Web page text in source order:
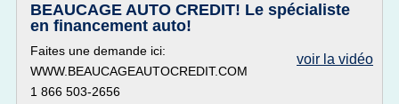
BEAUCAGE AUTO CREDIT! Le spécialiste
en financement auto!
voir la vidéo
Faites une demande ici:
WWW.BEAUCAGEAUTOCREDIT.COM
1 866 503-2656